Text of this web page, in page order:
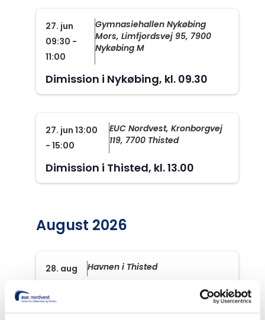
27. jun
09:30 -
11:00
Gymnasiehallen Nykøbing
Mors, Limfjordsvej 95, 7900
Nykøbing M
Dimission i Nykøbing, kl. 09.30
27. jun 13:00
- 15:00
EUC Nordvest, Kronborgvej
119, 7700 Thisted
Dimission i Thisted, kl. 13.00
August 2026
28. aug Havnen i Thisted
DragebådsRegatta i Thisted